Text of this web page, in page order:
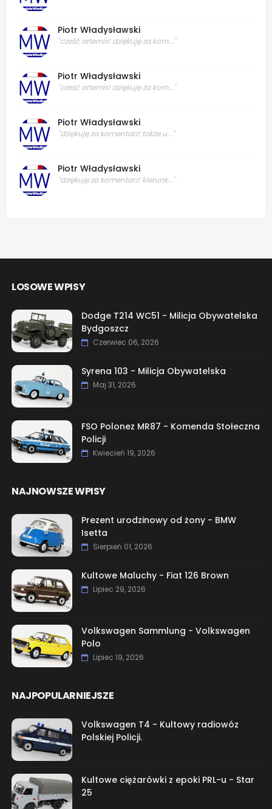
Piotr Władysławski
"cześć artemis! dziękuję za kom..."
Piotr Władysławski
"cześć artemis! dziękuję za kom..."
Piotr Władysławski
"dziękuję za komentarz! także u..."
Piotr Władysławski
"dziękuję za komentarz! kierunk..."
LOSOWE WPISY
Dodge T214 WC51 - Milicja Obywatelska
Bydgoszcz
Czerwiec 06, 2026
Syrena 103 - Milicja Obywatelska
Maj 31, 2026
FSO Polonez MR87 - Komenda Stołeczna
Policji
Kwiecień 19, 2026
NAJNOWSZE WPISY
Prezent urodzinowy od żony - BMW
Isetta
Sierpień 01, 2026
Kultowe Maluchy - Fiat 126 Brown
Lipiec 29, 2026
Volkswagen Sammlung - Volkswagen
Polo
Lipiec 19, 2026
NAJPOPULARNIEJSZE
Volkswagen T4 - Kultowy radiowóz
Polskiej Policji.
Kultowe ciężarówki z epoki PRL-u - Star
25